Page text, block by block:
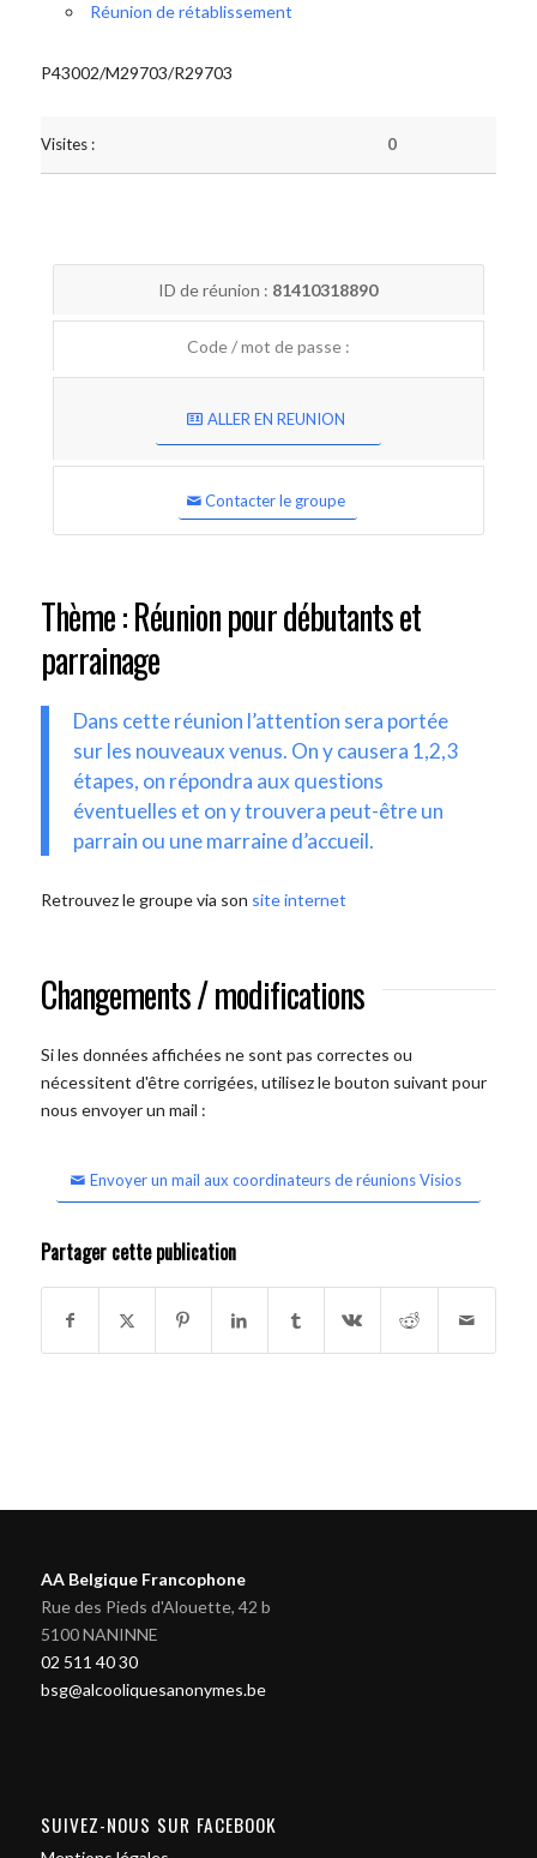
Réunion de rétablissement
P43002/M29703/R29703
Visites : 0
ID de réunion : 81410318890
Code / mot de passe :
ALLER EN REUNION
Contacter le groupe
Thème : Réunion pour débutants et
parrainage
Dans cette réunion l’attention sera portée
sur les nouveaux venus. On y causera 1,2,3
étapes, on répondra aux questions
éventuelles et on y trouvera peut-être un
parrain ou une marraine d’accueil.
Retrouvez le groupe via son site internet
Changements / modifications
Si les données affichées ne sont pas correctes ou
nécessitent d'être corrigées, utilisez le bouton suivant pour
nous envoyer un mail :
Envoyer un mail aux coordinateurs de réunions Visios
Partager cette publication
AA Belgique Francophone
Rue des Pieds d'Alouette, 42 b
5100 NANINNE
02 511 40 30
bsg@alcooliquesanonymes.be
SUIVEZ-NOUS SUR FACEBOOK